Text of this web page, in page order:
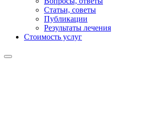
Статьи, советы
Публикации
Результаты лечения
Стоимость услуг